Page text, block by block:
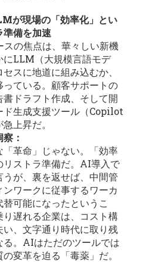
が現場の「効率化」とい
準備を加速
の焦点は、華々しい新機
にLLM（大規模言語モデ
スに地道に組み込むか、
っている。顧客サポートの
書ドラフト作成、そして開
ド生成支援ツール（Copilot
上昇だ。
：
「革命」じゃない。「効率
リストラ準備だ。AI導入で
が、裏を返せば、中間管
ワークに従事するワーカ
可能になったというこ
り遅れる企業は、コスト構
、文字通り時代に取り残
る。AIはただのツールでは
変革を迫る「毒薬」だ。